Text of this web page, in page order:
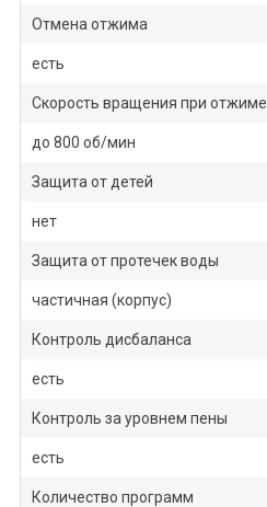
Отмена отжима
есть
Скорость вращения при отжиме
до 800 об/мин
Защита от детей
нет
Защита от протечек воды
частичная (корпус)
Контроль дисбаланса
есть
Контроль за уровнем пены
есть
Количество программ